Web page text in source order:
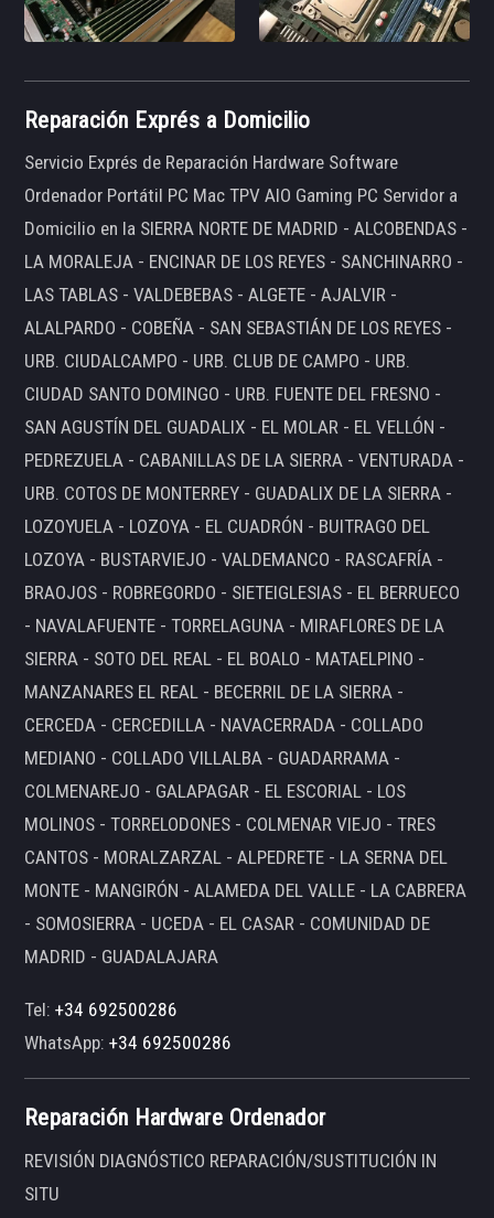
Reparación Exprés a Domicilio
Servicio Exprés de Reparación Hardware Software
Ordenador Portátil PC Mac TPV AIO Gaming PC Servidor a
Domicilio en la SIERRA NORTE DE MADRID - ALCOBENDAS -
LA MORALEJA - ENCINAR DE LOS REYES - SANCHINARRO -
LAS TABLAS - VALDEBEBAS - ALGETE - AJALVIR -
ALALPARDO - COBEÑA - SAN SEBASTIÁN DE LOS REYES -
URB. CIUDALCAMPO - URB. CLUB DE CAMPO - URB.
CIUDAD SANTO DOMINGO - URB. FUENTE DEL FRESNO -
SAN AGUSTÍN DEL GUADALIX - EL MOLAR - EL VELLÓN -
PEDREZUELA - CABANILLAS DE LA SIERRA - VENTURADA -
URB. COTOS DE MONTERREY - GUADALIX DE LA SIERRA -
LOZOYUELA - LOZOYA - EL CUADRÓN - BUITRAGO DEL
LOZOYA - BUSTARVIEJO - VALDEMANCO - RASCAFRÍA -
BRAOJOS - ROBREGORDO - SIETEIGLESIAS - EL BERRUECO
- NAVALAFUENTE - TORRELAGUNA - MIRAFLORES DE LA
SIERRA - SOTO DEL REAL - EL BOALO - MATAELPINO -
MANZANARES EL REAL - BECERRIL DE LA SIERRA -
CERCEDA - CERCEDILLA - NAVACERRADA - COLLADO
MEDIANO - COLLADO VILLALBA - GUADARRAMA -
COLMENAREJO - GALAPAGAR - EL ESCORIAL - LOS
MOLINOS - TORRELODONES - COLMENAR VIEJO - TRES
CANTOS - MORALZARZAL - ALPEDRETE - LA SERNA DEL
MONTE - MANGIRÓN - ALAMEDA DEL VALLE - LA CABRERA
- SOMOSIERRA - UCEDA - EL CASAR - COMUNIDAD DE
MADRID - GUADALAJARA
Tel:+34 692500286
WhatsApp:+34 692500286
Reparación Hardware Ordenador
REVISIÓN DIAGNÓSTICO REPARACIÓN/SUSTITUCIÓN IN
SITU